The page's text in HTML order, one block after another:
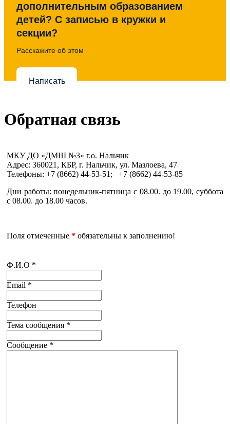
дополнительным образованием
детей? С записью в кружки и
секции?
Расскажите об этом
Написать
Обратная связь
МКУ ДО «ДМШ №3» г.о. Нальчик
Адрес: 360021, КБР, г. Нальчик, ул. Мазлоева, 47
Телефоны: +7 (8662) 44-53-51; +7 (8662) 44-53-85
Дни работы: понедельник-пятница с 08.00. до 19.00, суббота
с 08.00. до 18.00 часов.
Поля отмеченные * обязательны к заполнению!
Ф.И.О *
Email *
Телефон
Тема сообщения *
Сообщение *